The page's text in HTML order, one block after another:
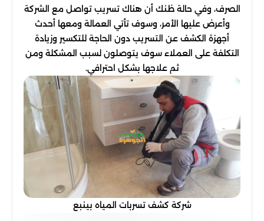
الصرف، وفي حالة ظنك أن هناك تسريب تواصل مع الشركة
وأعرض عليها الأمر، وسوف تأتي العمالة ومعها أحدث
أجهزة الكشف عن التسريب دون الحاجة للتكسير وزيادة
التكلفة على العملاء سوف يتوصلون لسبب المشكلة ومن
ثم علاجها بشكل احترافي.
شركة كشف تسربات المياه بينبع